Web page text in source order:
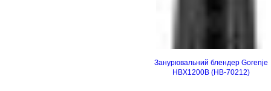
Занурювальний блендер Gorenje
HBX1200B (HB-70212)